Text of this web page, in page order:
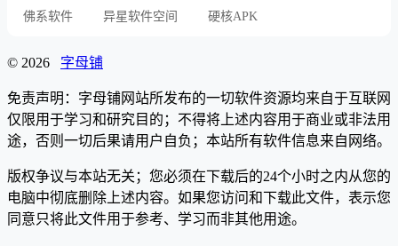
佛系软件 异星软件空间 硬核APK
© 2026 字母铺
免责声明：字母铺网站所发布的一切软件资源均来自于互联网
仅限用于学习和研究目的；不得将上述内容用于商业或非法用
途，否则一切后果请用户自负；本站所有软件信息来自网络。
版权争议与本站无关；您必须在下载后的24个小时之内从您的
电脑中彻底删除上述内容。如果您访问和下载此文件，表示您
同意只将此文件用于参考、学习而非其他用途。